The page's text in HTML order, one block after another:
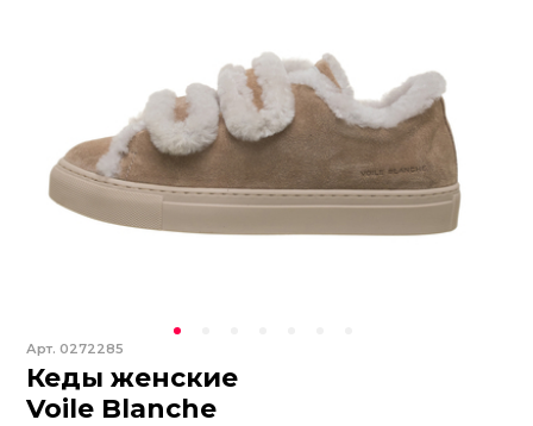
Арт.0272285
Кеды женские
Voile Blanche